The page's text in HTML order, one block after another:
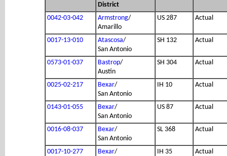
District
0042-03-042 Armstrong/
Amarillo
US 287 Actual
0017-13-010 Atascosa/
San Antonio
SH 132 Actual
0573-01-037 Bastrop/
Austin
SH 304 Actual
0025-02-217 Bexar/
San Antonio
IH 10 Actual
0143-01-055 Bexar/
San Antonio
US 87 Actual
0016-08-037 Bexar/
San Antonio
SL 368 Actual
0017-10-277 Bexar/
IH 35 Actual